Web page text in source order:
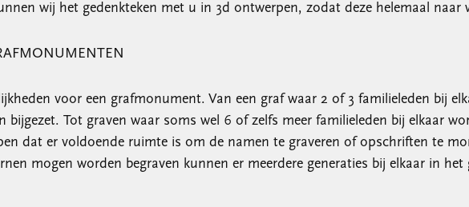
wij het gedenkteken met u in 3d ontwerpen, zodat deze helemaal naar
voor een grafmonument. Van een graf waar 2 of 3 familieleden bij
bijgezet. Tot graven waar soms wel 6 of zelfs meer familieleden bij elkaar
dat er voldoende ruimte is om de namen te graveren of opschriften te
mogen worden begraven kunnen er meerdere generaties bij elkaar in het